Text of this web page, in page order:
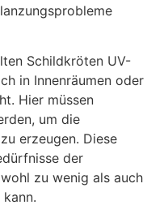
Schildkröten UV-
in Innenräumen oder
Hier müssen
um die
erzeugen. Diese
der
zu wenig als auch